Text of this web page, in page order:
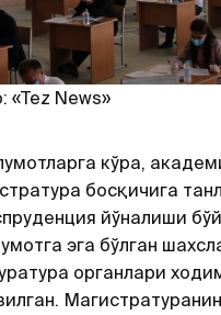
«Tez News»
кўра,
босқичига
йўналиши
эга бўлган
органлари